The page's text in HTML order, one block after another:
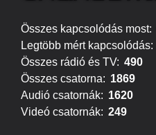
Összes kapcsolódás most:
Legtöbb mért kapcsolódás:
Összes rádió és TV: 490
Összes csatorna: 1869
Audió csatornák: 1620
Videó csatornák: 249